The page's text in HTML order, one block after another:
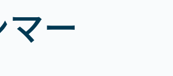
ー